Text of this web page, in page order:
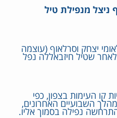
ניצל מנפילת טיל
יצחק וסרלאוף (עוצמה
לאחר שטיל חיזבאללה נפל
קו העימות בצפון, כפי
השבועיים האחרונים,
נפילה בסמוך אליו.